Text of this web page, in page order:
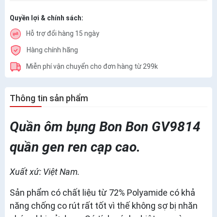
Quyền lợi & chính sách:
Hỗ trợ đổi hàng 15 ngày
Hàng chính hãng
Miễn phí vận chuyển cho đơn hàng từ 299k
Thông tin sản phẩm
Quần ôm bụng Bon Bon GV9814
quần gen ren cạp cao.
Xuất xứ: Việt Nam.
Sản phẩm có chất liệu từ 72% Polyamide có khả
năng chống co rút rất tốt vì thế không sợ bị nhăn